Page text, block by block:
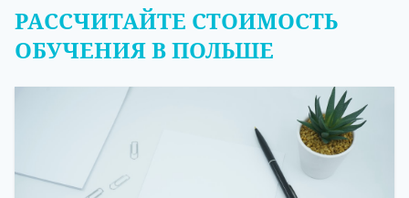
РАССЧИТАЙТЕ СТОИМОСТЬ
ОБУЧЕНИЯ В ПОЛЬШЕ